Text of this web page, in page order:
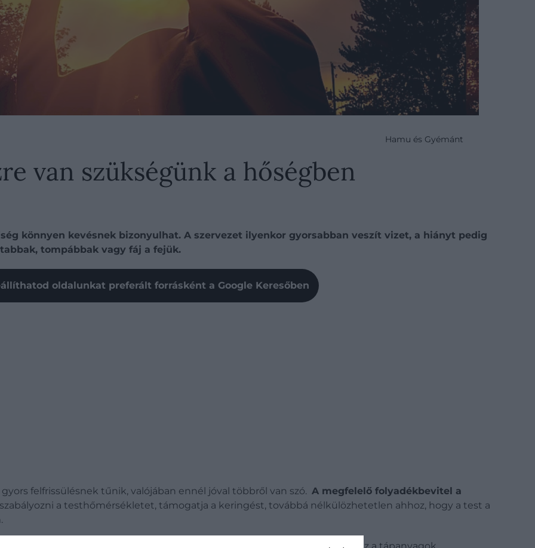
Hamu és Gyémánt
van szükségünk a hőségben
könnyen kevésnek bizonyulhat. A szervezet ilyenkor gyorsabban veszít vizet, a hiányt pedig
tompábbak vagy fáj a fejük.
oldalunkat preferált forrásként a Google Keresőben
felfrissülésnek tűnik, valójában ennél jóval többről van szó. A megfelelő folyadékbevitel a
a testhőmérsékletet, támogatja a keringést, továbbá nélkülözhetetlen ahhoz, hogy a test a